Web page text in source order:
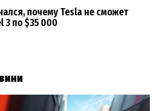
почему Tesla не сможет
3 по $35 000